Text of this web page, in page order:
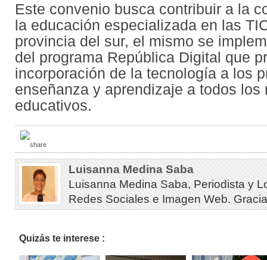
Este convenio busca contribuir a la
la educación especializada en las
provincia del sur, el mismo se
del programa República Digital que
incorporación de la tecnología a los
enseñanza y aprendizaje a todos los
educativos.
Luisanna Medina Saba
Luisanna Medina Saba, Periodista y
Redes Sociales e Imagen Web.
Quizás te interese :